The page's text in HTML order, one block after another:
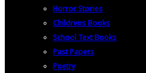
Horror Stories
Childrens Books
School Text Books
Past Papers
Poetry